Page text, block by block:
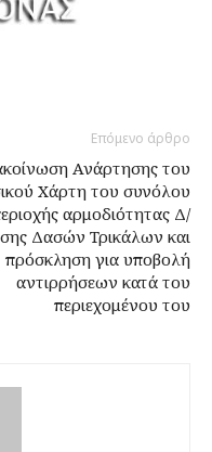
Επόμενο άρθρο
Ανάρτησης του
Χάρτη του συνόλου
αρμοδιότητας Δ/
Δασών Τρικάλων και
πρόσκληση για υποβολή
αντιρρήσεων κατά του
περιεχομένου του